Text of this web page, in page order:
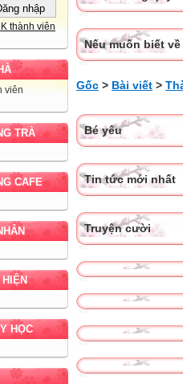
thành viên
viên
TRÀ
CAFE
HỌC
Nếu muốn biết
Gốc > Bài viết >
Bé yêu
Tin tức mới nhất
Truyện cười